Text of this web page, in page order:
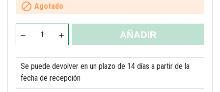
 Agotado
AÑADIR
Se puede devolver en un plazo de 14 días a partir de la
fecha de recepción